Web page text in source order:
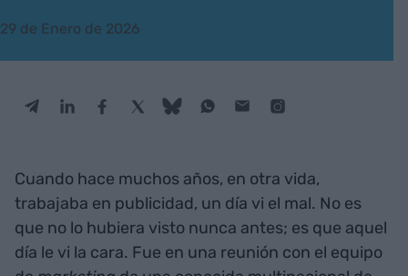
29 de Enero de 2026
Cuando hace muchos años, en otra vida,
trabajaba en publicidad, un día vi el mal. No es
que no lo hubiera visto nunca antes; es que aquel
día le vi la cara. Fue en una reunión con el equipo